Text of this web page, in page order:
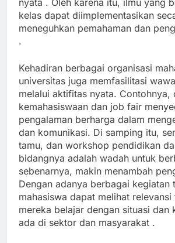
nyata . Oleh karena itu, ilmu yang
kelas dapat diimplementasikan
meneguhkan pemahaman dan
.
Kehadiran berbagai organisasi
universitas juga memfasilitasi
melalui aktifitas nyata. Contohnya,
kemahasiswaan dan job fair
pengalaman berharga dalam
dan komunikasi. Di samping itu,
tamu, dan workshop pendidikan
bidangnya adalah wadah untuk
sebenarnya, makin menambah
Dengan adanya berbagai kegiatan
mahasiswa dapat melihat
mereka belajar dengan situasi dan
ada di sektor dan masyarakat .